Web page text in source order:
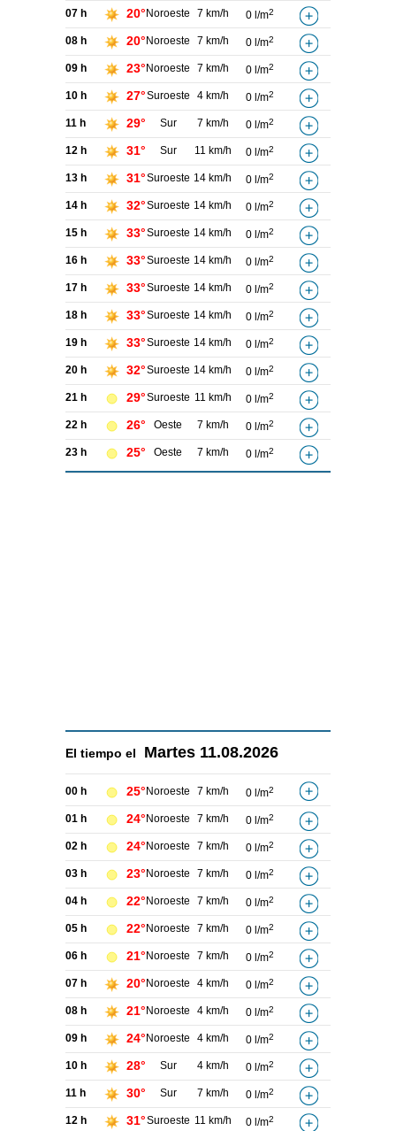
07 h 20° Noroeste 7 km/h 0 l/m2
08 h 20° Noroeste 7 km/h 0 l/m2
09 h 23° Noroeste 7 km/h 0 l/m2
10 h 27°Suroeste 4 km/h 0 l/m2
11 h 29° Sur 7 km/h 0 l/m2
12 h 31° Sur 11 km/h 0 l/m2
13 h 31°Suroeste 14 km/h 0 l/m2
14 h 32°Suroeste 14 km/h 0 l/m2
15 h 33°Suroeste 14 km/h 0 l/m2
16 h 33°Suroeste 14 km/h 0 l/m2
17 h 33°Suroeste 14 km/h 0 l/m2
18 h 33°Suroeste 14 km/h 0 l/m2
19 h 33°Suroeste 14 km/h 0 l/m2
20 h 32°Suroeste 14 km/h 0 l/m2
21 h 29°Suroeste 11 km/h 0 l/m2
22 h 26° Oeste 7 km/h 0 l/m2
23 h 25° Oeste 7 km/h 0 l/m2
El tiempo el Martes 11.08.2026
00 h 25° Noroeste 7 km/h 0 l/m2
01 h 24° Noroeste 7 km/h 0 l/m2
02 h 24° Noroeste 7 km/h 0 l/m2
03 h 23° Noroeste 7 km/h 0 l/m2
04 h 22° Noroeste 7 km/h 0 l/m2
05 h 22° Noroeste 7 km/h 0 l/m2
06 h 21° Noroeste 7 km/h 0 l/m2
07 h 20° Noroeste 4 km/h 0 l/m2
08 h 21° Noroeste 4 km/h 0 l/m2
09 h 24° Noroeste 4 km/h 0 l/m2
10 h 28° Sur 4 km/h 0 l/m2
11 h 30° Sur 7 km/h 0 l/m2
12 h 31°Suroeste 11 km/h 0 l/m2